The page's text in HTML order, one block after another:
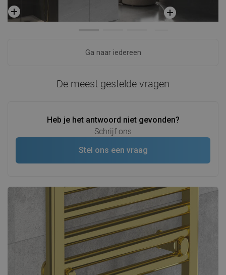
Ga naar iedereen
De meest gestelde vragen
Heb je het antwoord niet gevonden?
Schrijf ons
Stel ons een vraag